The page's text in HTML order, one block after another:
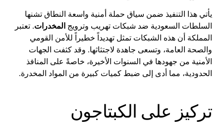
يأتي هذا التنفيذ ضمن سياق حملة أمنية واسعة النطاق تشنها
السلطات السعودية ضد شبكات تهريب وترويج المخدرات. تعتبر
المملكة أن هذه الشبكات تمثل تهديداً خطيراً للأمن القومي
والصحة العامة، وتسعى جاهدة لاجتثاثها. وقد كثفت الجهات
الأمنية من جهودها في السنوات الأخيرة، خاصةً على المنافذ
الحدودية، مما أدى إلى ضبط كميات كبيرة من المواد المخدرة.
تركيز على الكبتاجون